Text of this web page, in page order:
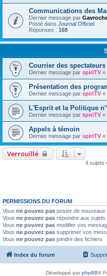
Communications des
Dernier message par
Posté dans Journal Officiel
Réponses : 168
Courrier des spectateurs
Dernier message par spiriTV «
Présentation des
Dernier message par spiriTV «
L'Esprit et la Politique
Dernier message par spiriTV «
Appels à témoin
Dernier message par spiriTV «
Verrouillé
4 sujets
PERMISSIONS DU FORUM
Vous ne pouvez pas poster de nouveaux
Vous ne pouvez pas répondre aux sujets
Vous ne pouvez pas modifier vos
Vous ne pouvez pas supprimer vos
Vous ne pouvez pas joindre des fichiers
Index du forum
Développé parphpBB®